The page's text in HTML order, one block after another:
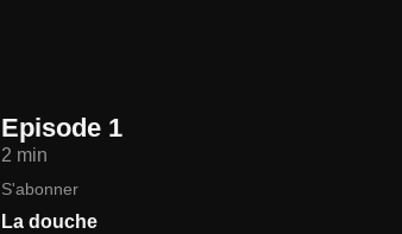
Episode 1
2 min
S'abonner
La douche